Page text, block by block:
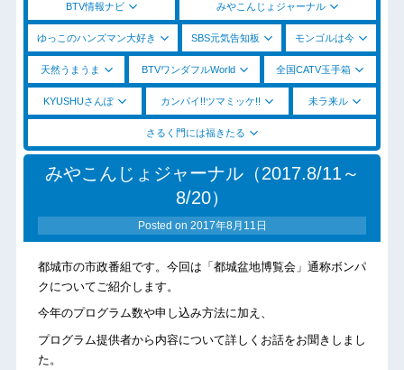
BTV情報ナビ みやこんじょジャーナル
ゆっこのハンズマン大好き SBS元気告知板 モンゴルは今
天然うまうま BTVワンダフルWorld 全国CATV玉手箱
KYUSHUさんぽ カンパイ!!ツマミッケ!! 未ラ来ル
さるく門には福きたる
みやこんじょジャーナル（2017.8/11～
8/20）
Posted on 2017年8月11日
都城市の市政番組です。今回は「都城盆地博覧会」通称ボンパ
クについてご紹介します。
今年のプログラム数や申し込み方法に加え、
プログラム提供者から内容について詳しくお話をお聞きしまし
た。